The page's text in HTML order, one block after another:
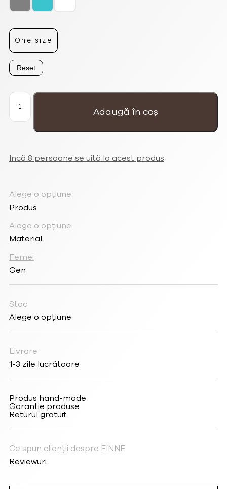
One size
Reset
Cantitate
de
24K
decorat
Swarovski®
si
margele
de
Adaugă în coș
Incă 8 persoane se uită la acest produs
Alege o opțiune
Produs
Alege o opțiune
Material
Femei
Gen
Stoc
Alege o opțiune
Livrare
1-3 zile lucrătoare
Produs hand-made
Garantie produse
Returul gratuit
Ce spun clienții despre FINNE
Reviewuri